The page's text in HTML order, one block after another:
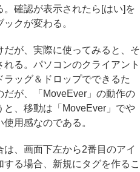
確認が表示されたら[はい]を
クが変わる。
が、実際に使ってみると、そ
る。パソコンのクライアント
ッグ＆ドロップでできるた
が、「MoveEver」の動作の
、移動は「MoveEver」でや
用感なのである。
、画面下左から2番目のアイ
る場合、新規にタグを作るこ